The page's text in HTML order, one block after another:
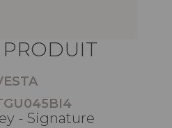
- Signature